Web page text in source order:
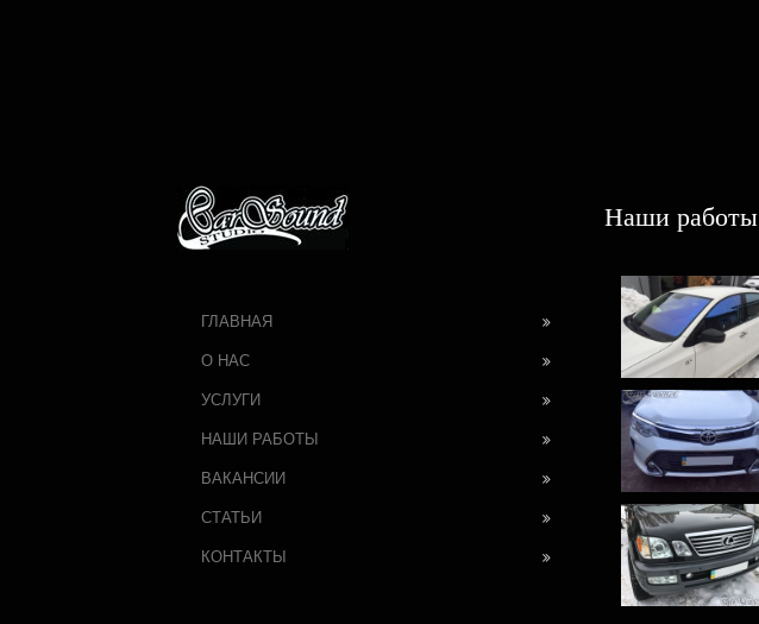
ГЛАВНАЯ
О НАС
УСЛУГИ
НАШИ РАБОТЫ
ВАКАНСИИ
СТАТЬИ
КОНТАКТЫ
Наши работы